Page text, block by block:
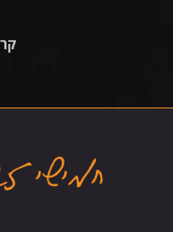
חמישי 17.4.25